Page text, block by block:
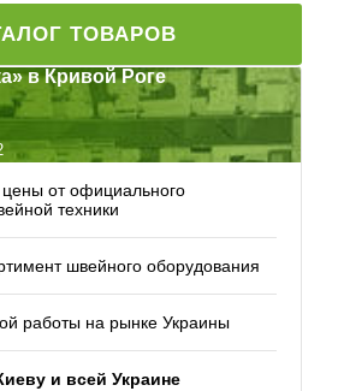
ТОВАРОВ
в Кривой Роге
от официального
техники
швейного оборудования
работы на рынке Украины
и всей Украине